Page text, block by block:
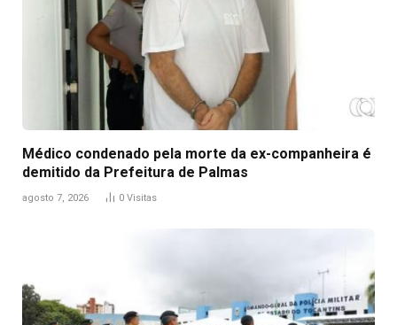
Médico condenado pela morte da ex-companheira é
demitido da Prefeitura de Palmas
agosto 7, 2026 0 Visitas